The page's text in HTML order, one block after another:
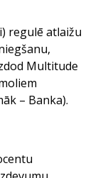
regulē atlaižu
Multitude
– Banka).